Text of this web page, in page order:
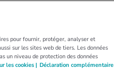
du
pour fournir, protéger, analyser et
sur les sites web de tiers. Les données
un niveau de protection des données
les cookies | Déclaration complémentaire